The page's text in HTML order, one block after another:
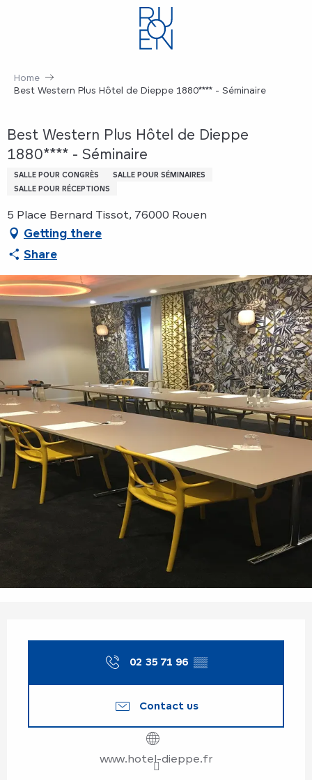
Home
Best Western Plus Hôtel de Dieppe 1880**** - Séminaire
Best Western Plus Hôtel de Dieppe
1880**** - Séminaire
SALLE POUR CONGRÈS
SALLE POUR SÉMINAIRES
SALLE POUR RÉCEPTIONS
5 Place Bernard Tissot, 76000 Rouen
Getting there
Share
02 35 71 96 ▒▒
Contact us
www.hotel-dieppe.fr